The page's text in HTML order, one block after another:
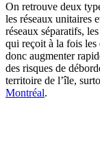
On retrouve deux
les réseaux unitaires
réseaux séparatifs,
qui reçoit à la fois les
donc augmenter
des risques de
territoire de l’île,
Montréal.